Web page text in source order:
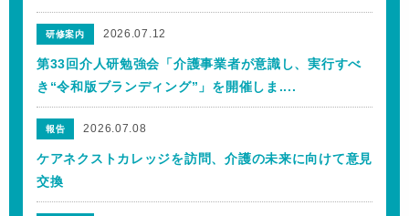
研修案内 2026.07.12
第33回介人研勉強会「介護事業者が意識し、実行すべ
き“令和版ブランディング”」を開催しま....
報告 2026.07.08
ケアネクストカレッジを訪問、介護の未来に向けて意見
交換